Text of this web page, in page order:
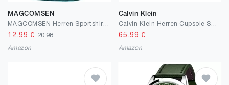
MAGCOMSEN
MAGCOMSEN Herren Sportshirts Kurzarm Laufshirt Schnelltrocknend Sommer T-Shirts Meliert Leicht Trainingsshirts Atmungsaktiv Funktionsshirts für Fitness Wandern Yoga
12.99 €20.98
Amazon
Calvin Klein
65.99 €
Amazon